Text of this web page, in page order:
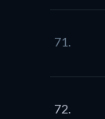
71.
72.